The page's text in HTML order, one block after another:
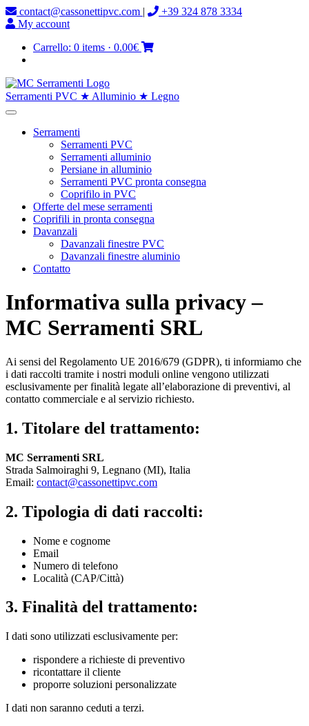
contact@cassonettipvc.com |
+39 324 878 3334
My account
Carrello: 0 items · 0.00€
Serramenti PVC ★ Alluminio ★ Legno
Serramenti
Serramenti PVC
Serramenti alluminio
Persiane in alluminio
Serramenti PVC pronta consegna
Coprifilo in PVC
Offerte del mese serramenti
Coprifili in pronta consegna
Davanzali
Davanzali finestre PVC
Davanzali finestre aluminio
Contatto
Informativa sulla privacy –
MC Serramenti SRL
Ai sensi del Regolamento UE 2016/679 (GDPR), ti informiamo che
i dati raccolti tramite i nostri moduli online vengono utilizzati
esclusivamente per finalità legate all’elaborazione di preventivi, al
contatto commerciale e al servizio richiesto.
1. Titolare del trattamento:
MC Serramenti SRL
Strada Salmoiraghi 9, Legnano (MI), Italia
Email: contact@cassonettipvc.com
2. Tipologia di dati raccolti:
Nome e cognome
Email
Numero di telefono
Località (CAP/Città)
3. Finalità del trattamento:
I dati sono utilizzati esclusivamente per:
rispondere a richieste di preventivo
ricontattare il cliente
proporre soluzioni personalizzate
I dati non saranno ceduti a terzi.